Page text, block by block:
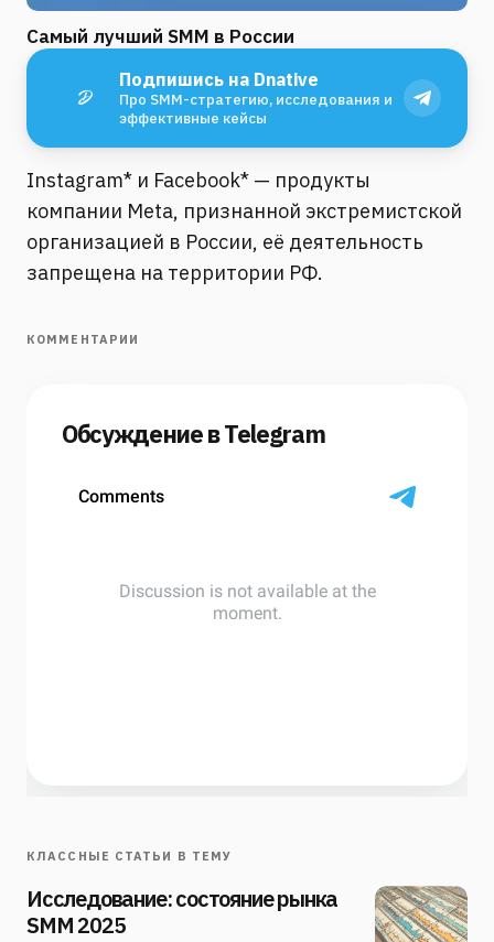
Самый лучший SMM в России
Подпишись на Dnative
Про SMM-стратегию, исследования и
эффективные кейсы
Instagram* и Facebook* — продукты
компании Meta, признанной экстремистской
организацией в России, её деятельность
запрещена на территории РФ.
КОММЕНТАРИИ
Обсуждение в Telegram
КЛАССНЫЕ СТАТЬИ В ТЕМУ
Исследование: состояние рынка
SMM 2025